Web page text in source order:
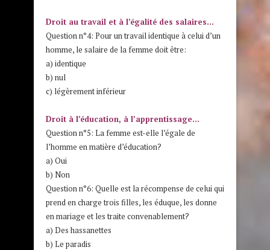
Droit au travail et à l’égalité des salaires…
Question n°4: Pour un travail identique à celui d’un
homme, le salaire de la femme doit être:
a) identique
b) nul
c) légèrement inférieur
Droit à l’éducation, à l’apprentissage…
Question n°5: La femme est-elle l’égale de
l’homme en matière d’éducation?
a) Oui
b) Non
Question n°6: Quelle est la récompense de celui qui
prend en charge trois filles, les éduque, les donne
en mariage et les traite convenablement?
a) Des hassanettes
b) Le paradis